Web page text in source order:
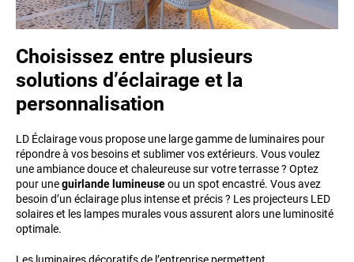
Choisissez entre plusieurs
solutions d’éclairage et la
personnalisation
LD Éclairage vous propose une large gamme de luminaires pour
répondre à vos besoins et sublimer vos extérieurs. Vous voulez
une ambiance douce et chaleureuse sur votre terrasse ? Optez
pour uneguirlande lumineuseou un spot encastré. Vous avez
besoin d’un éclairage plus intense et précis ? Les projecteurs LED
solaires et les lampes murales vous assurent alors une luminosité
optimale.